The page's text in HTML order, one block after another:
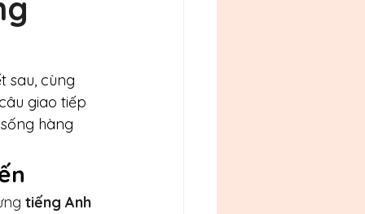
sau, cùng
giao tiếp
hàng
tiếng Anh